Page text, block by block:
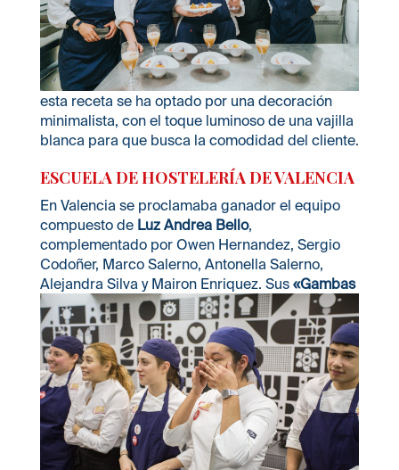
esta receta se ha optado por una decoración
minimalista, con el toque luminoso de una vajilla
blanca para que busca la comodidad del cliente.
ESCUELA DE HOSTELERÍA DEVALENCIA
En Valencia se proclamaba ganador el equipo
compuesto de Luz Andrea Bello,
complementado por Owen Hernandez, Sergio
Codoñer, Marco Salerno, Antonella Salerno,
Alejandra Silva y Mairon Enriquez. Sus«Gambas